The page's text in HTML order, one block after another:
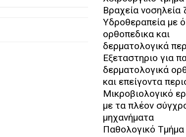
Βραχεία
Υδροθεραπεία με
ορθοπεδικα και
δερματολογικά
Εξεταστηριο για
δερματολογικά
και επείγοντα
Μικροβιολογικό
με τα πλέον
μηχανήματα
Παθολογικό Τμήμα